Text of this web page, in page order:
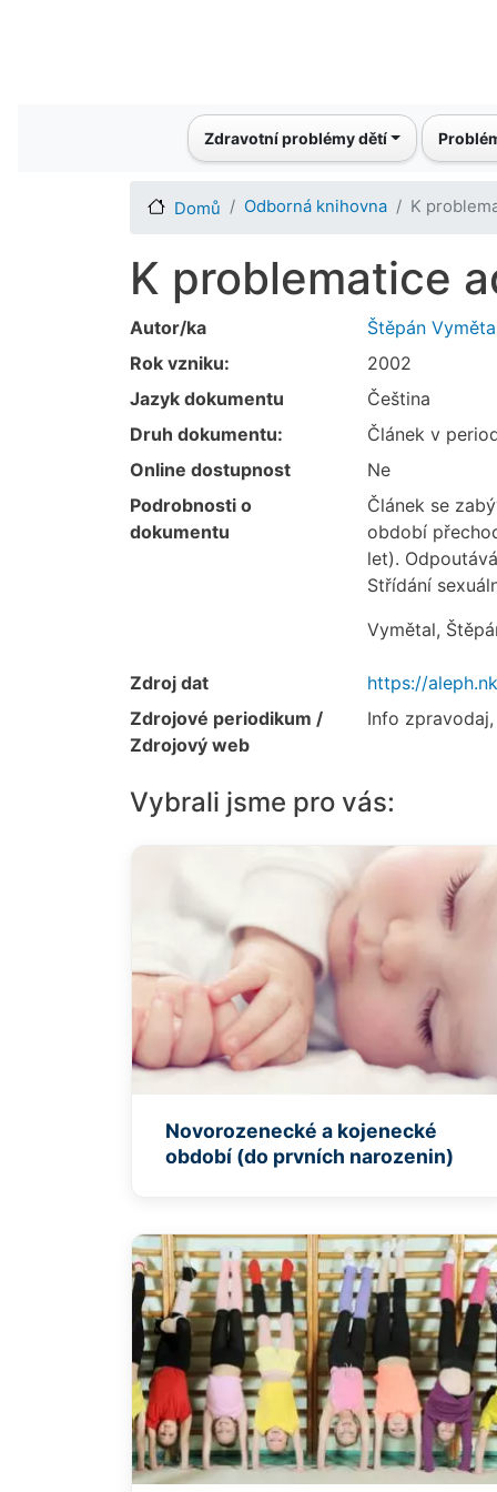
Main navigationZdravotní problémy dětí
Domů Odborná knihovna K
K problematice
Autor/ka
Štěpán
Rok vzniku:
2002
Jazyk dokumentu
Čeština
Druh dokumentu:
Článek v
Online dostupnost
Ne
Podrobnosti o
dokumentu
Článek se
období
let).
Střídání
Vymětal,
Zdroj dat
https://
Zdrojové periodikum /
Zdrojový web
Info
Vybrali jsme pro vás:
Novorozenecké a kojenecké
období (do prvních narozenin)